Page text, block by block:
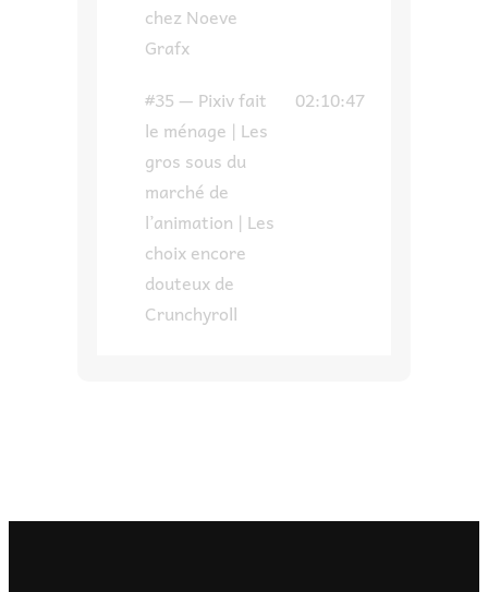
chez Noeve
Grafx
#35 — Pixiv fait
le ménage | Les
gros sous du
marché de
l’animation | Les
choix encore
douteux de
Crunchyroll
02:10:47